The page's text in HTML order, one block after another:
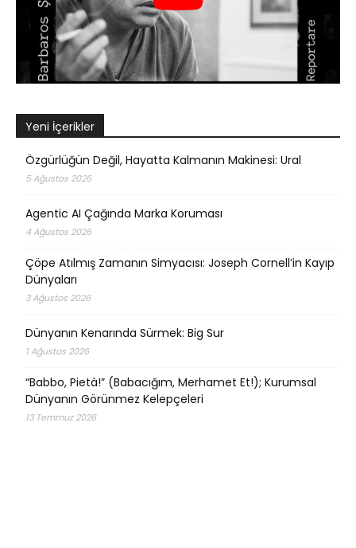
Yeni İçerikler
Özgürlüğün Değil, Hayatta Kalmanın Makinesi: Ural
5 Ağustos 2026
Agentic AI Çağında Marka Koruması
4 Ağustos 2026
Çöpe Atılmış Zamanın Simyacısı: Joseph Cornell’in Kayıp
Dünyaları
3 Ağustos 2026
Dünyanın Kenarında Sürmek: Big Sur
1 Ağustos 2026
“Babbo, Pietà!” (Babacığım, Merhamet Et!); Kurumsal
Dünyanın Görünmez Kelepçeleri
13 Temmuz 2026